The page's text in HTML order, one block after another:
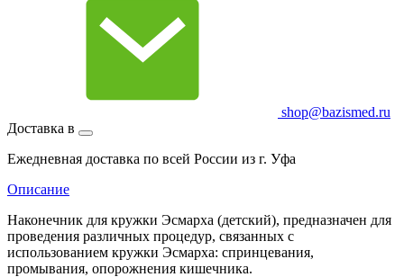
shop@bazismed.ru
Доставка в
Ежедневная доставка по всей России из г. Уфа
Описание
Наконечник для кружки Эсмарха (детский), предназначен для
проведения различных процедур, связанных с
использованием кружки Эсмарха: спринцевания,
промывания, опорожнения кишечника.